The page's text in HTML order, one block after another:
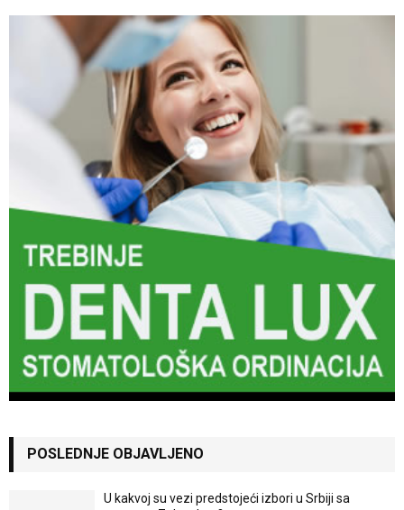
POSLEDNJE OBJAVLJENO
U kakvoj su vezi predstojeći izbori u Srbiji sa